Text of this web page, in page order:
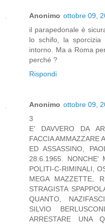
Anonimo ottobre 09,
il parapedonale è
lo schifo, la
intorno. Ma a Roma
perché ?
Rispondi
Anonimo ottobre 09,
3
E' DAVVERO DA
FACCIA AMMAZZARE
ED ASSASSINO,
28.6.1965. NONCHE'
POLITI-C-RIMINALI,
MEGA MAZZETTE,
STRAGISTA
QUANTO,
SILVIO
ARRESTARE UNA